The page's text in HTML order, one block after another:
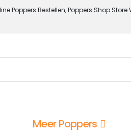
Poppers Bestellen, Poppers Shop Store
Meer Poppers